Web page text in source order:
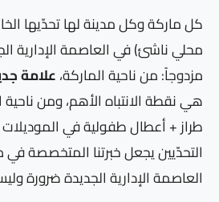
كل ماركة وكل مدينة لها تحدّيها
محلي ناشئ) في العاصمة الإدارية
مزدوجاً: من ناحية الماركة،علامة
هي نقطة الانتباه الأهم، ومن ناحية
طراز + أعطال طفولية في
التحدّيين يجعل خبرتنا المتخصصة في
العاصمة الإدارية الجديدة ضرورة